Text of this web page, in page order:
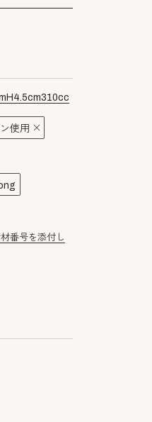
H 4.5cm310cc
使用
番号を添付し